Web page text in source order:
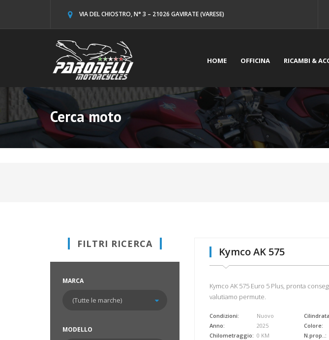
VIA DEL CHIOSTRO, N° 3 – 21026 GAVIRATE (VARESE)
HOME OFFICINA RICAMBI &
Cerca moto
FILTRI RICERCA
MARCA
MODELLO
Kymco AK 575
Kymco AK 575 Euro 5 Plus, pronta
valutiamo permute.
Condizioni:
Anno:
Chilometraggio:
Nuovo
2025
0 KM
Colore:
N.prop..: